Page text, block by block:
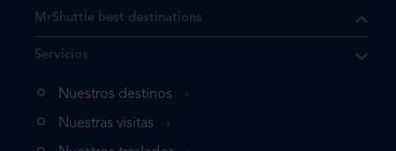
el producto que busca ya
vaya directamente a su
su reserva.
MrShuttle best destinations
Servicios
Nuestros destinos
Nuestras visitas